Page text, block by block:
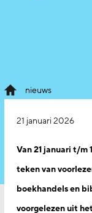
nieuws
21 januari 2026
Van 21 januari t/m
teken van
boekhandels en
voorgelezen uit